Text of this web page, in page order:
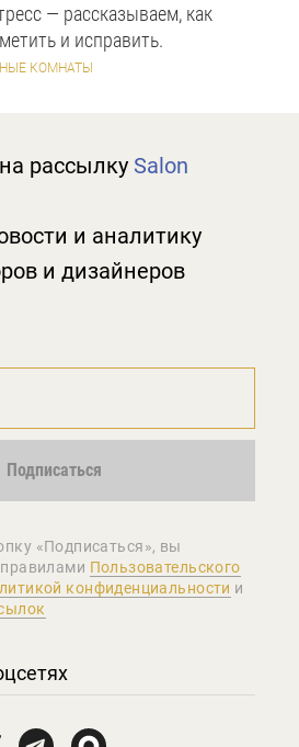
— рассказываем, как
и исправить.
КОМНАТЫ
рассылку Salon
и аналитику
и дизайнеров
Подписаться
«Подписаться», вы
Пользовательского
конфиденциальности и